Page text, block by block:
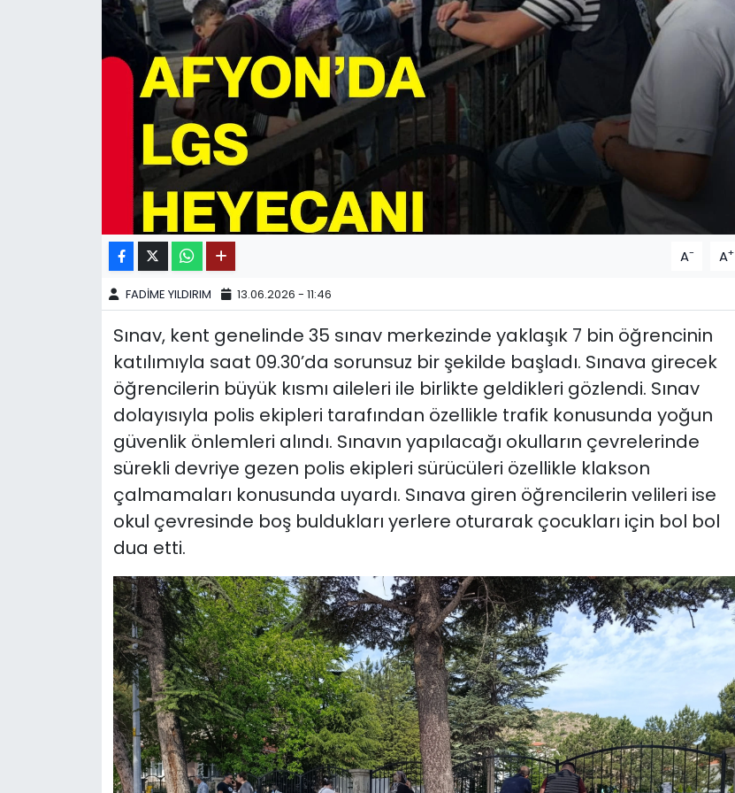
A- A+
FADİME YILDIRIM 13.06.2026 - 11:46
Sınav, kent genelinde 35 sınav merkezinde yaklaşık 7 bin öğrencinin
katılımıyla saat 09.30’da sorunsuz bir şekilde başladı. Sınava girecek
öğrencilerin büyük kısmı aileleri ile birlikte geldikleri gözlendi. Sınav
dolayısıyla polis ekipleri tarafından özellikle trafik konusunda yoğun
güvenlik önlemleri alındı. Sınavın yapılacağı okulların çevrelerinde
sürekli devriye gezen polis ekipleri sürücüleri özellikle klakson
çalmamaları konusunda uyardı. Sınava giren öğrencilerin velileri ise
okul çevresinde boş buldukları yerlere oturarak çocukları için bol bol
dua etti.
11:11 MANŞET